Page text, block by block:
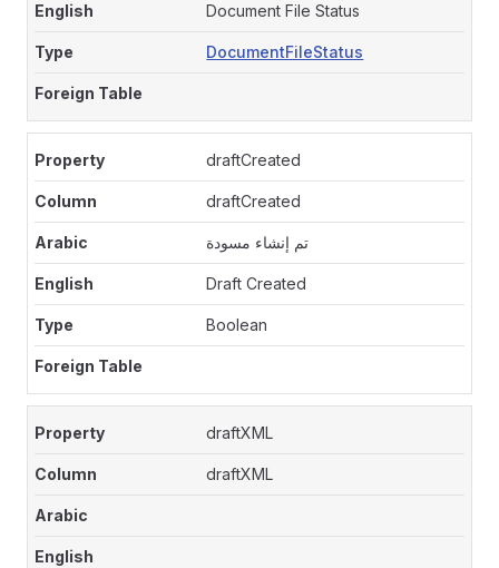
Document File Status
DocumentFileStatus
draftCreated
draftCreated
تم إنشاء مسودة
Draft Created
Boolean
draftXML
draftXML